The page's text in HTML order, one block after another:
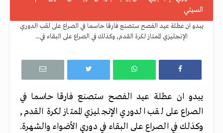
يبدو ان عطلة عيد الفصح ستصنع فارقا حاسما في الصراع على لقب الدوري
الإنجليزي الممتاز لكرة القدم, وكذلك في الصراع على البقاء في...
يبدو ان عطلة عيد الفصح ستصنع فارقا حاسما في
الصراع على لقب الدوري الإنجليزي الممتاز لكرة القدم,
وكذلك في الصراع على البقاء في دوري الأضواء والشهرة.